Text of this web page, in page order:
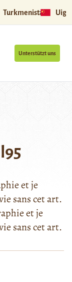
Turkmenistan
Unterstützt uns
et je
sans cet art.
et je
sans cet art.